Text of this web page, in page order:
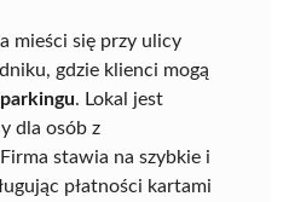
mieści się przy ulicy
gdzie klienci mogą
. Lokal jest
dla osób z
stawia na szybkie i
płatności kartami